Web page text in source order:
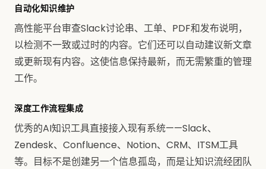
自动化知识维护
高性能平台审查Slack讨论串、工单、PDF和发布说明，
以检测不一致或过时的内容。它们还可以自动建议新文章
或更新现有内容。这使信息保持最新，而无需繁重的管理
工作。
深度工作流程集成
优秀的AI知识工具直接接入现有系统——Slack、
Zendesk、Confluence、Notion、CRM、ITSM工具
等。目标不是创建另一个信息孤岛，而是让知识流经团队